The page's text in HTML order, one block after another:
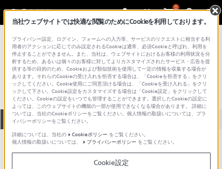
0
総合サポート・お問い合わせ VGN シリーズ
VGN-TX50B
全て ダウンロード 取扱説明書 Q&A
製品に関する重要なお知らせ
お知らせ
当社ウェブサイトでは快適な閲覧のためにCookieを利用しております。
プライバシー設定、ログイン、フォームへの入力等、サービスのリクエストに相当する利
用者のアクションに応じてのみ設定されるCookieは通常、必須Cookieと呼ばれ、利用を
停止することができません。また、当社は、ウェブサイトにおけるお客様の利用状況を分
析するため、あるいは個々のお客様に対してよりカスタマイズされたサービス・広告を提
供する等の目的のため、Cookieおよび類似技術を使用して一定の情報を収集する場合が
あります。それらのCookieの受け入れを拒否する場合は、「Cookieを拒否する」をクリ
ックしてください。Cookie使用にご同意頂ける場合は、「Cookieを受け入れる」をクリ
ックして下さい。Cookie設定をカスタマイズする場合は「Cookie設定」をクリックして
ください。Cookieの設定をいつでも管理することができます。選択したCookieの設定に
よっては、このウェブサイトの機能の一部が使用できなくなる場合があります。 詳細に
ついては、当社のCookieポリシーをご覧ください。個人情報の取扱いについては、プラ
イバシーポリシーをご覧ください。
詳細については、当社の
Cookieポリシー をご覧ください。
個人情報の取扱いについては、
プライバシーポリシー をご覧ください。
Cookie設定